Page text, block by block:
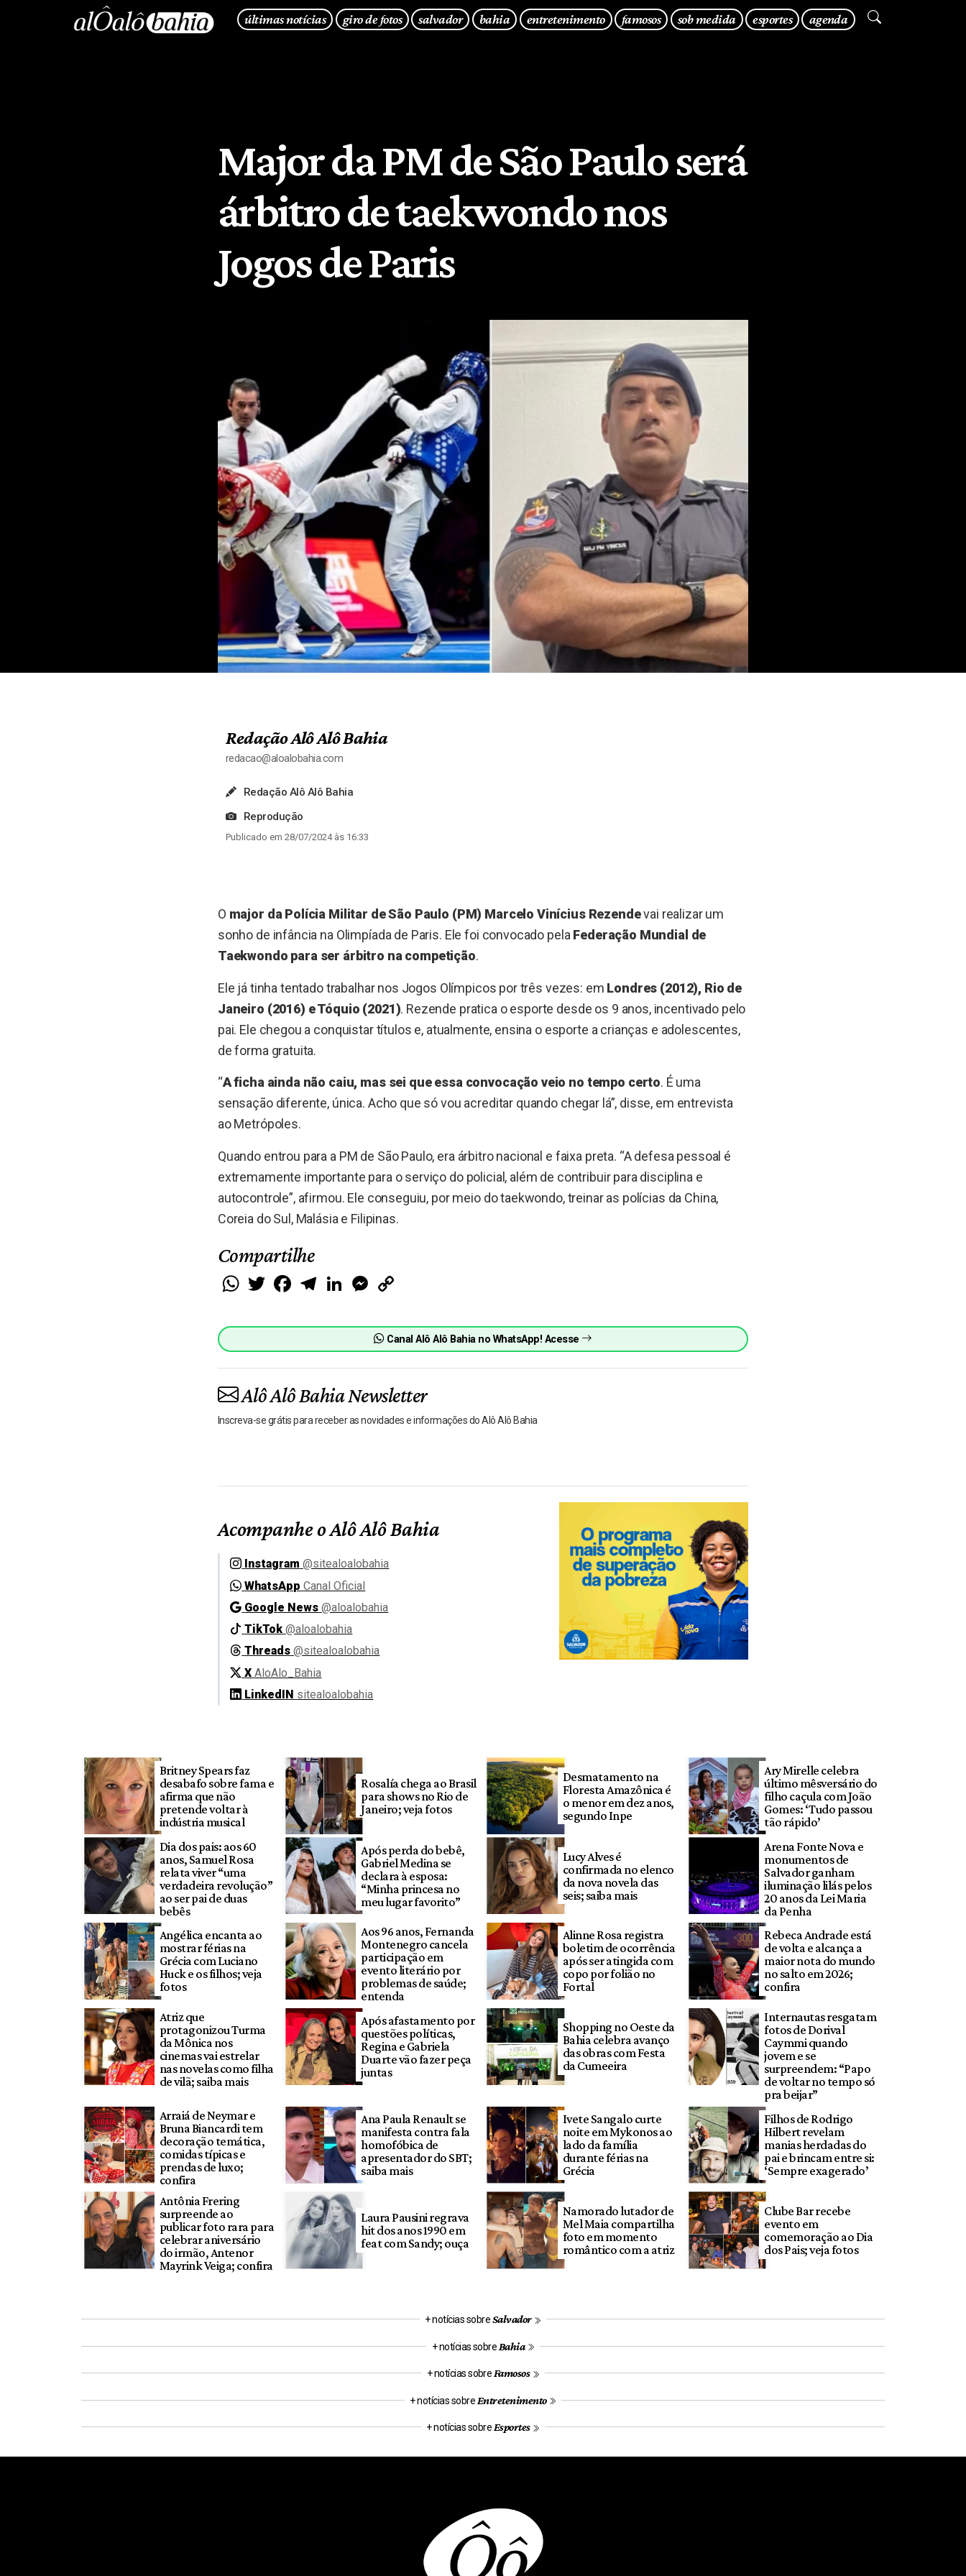
últimas notícias giro de fotos salvador bahia entretenimento famosos sob medida esportes agenda
Major da PM de São Paulo será
árbitro de taekwondo nos
Jogos de Paris
Redação Alô Alô Bahia
redacao@aloalobahia.com
Redação Alô Alô Bahia
Reprodução
Publicado em 28/07/2024 às 16:33
O major da Polícia Militar de São Paulo (PM) Marcelo Vinícius Rezendevai realizar um
sonho de infância na Olimpíada de Paris. Ele foi convocado pelaFederação Mundial de
Taekwondo para ser árbitro na competição.
Ele já tinha tentado trabalhar nos Jogos Olímpicos por três vezes: em Londres (2012), Rio de
Janeiro (2016) e Tóquio (2021). Rezende pratica o esporte desde os 9 anos, incentivado pelo
pai. Ele chegou a conquistar títulos e, atualmente, ensina o esporte a crianças e adolescentes,
de forma gratuita.
“A ficha ainda não caiu, mas sei que essa convocação veio no tempo certo. É uma
sensação diferente, única. Acho que só vou acreditar quando chegar lá”, disse, em entrevista
ao Metrópoles.
Quando entrou para a PM de São Paulo, era árbitro nacional e faixa preta. “A defesa pessoal é
extremamente importante para o serviço do policial, além de contribuir para disciplina e
autocontrole”, afirmou. Ele conseguiu, por meio do taekwondo, treinar as polícias da China,
Coreia do Sul, Malásia e Filipinas.
Compartilhe
WhatsApp
Twitter FacebookTelegramLinkedIn Messenger
Canal Alô Alô Bahia no WhatsApp! Acesse
Alô Alô Bahia Newsletter
Inscreva-se grátis para receber as novidades e informações do Alô Alô Bahia
Acompanhe o Alô Alô Bahia
Instagram @sitealoalobahia
WhatsApp Canal Oficial
Google News @aloalobahia
TikTok @aloalobahia
Threads @sitealoalobahia
X AloAlo_Bahia
LinkedIN sitealoalobahia
Britney Spears faz
desabafo sobre fama e
afirma que não
pretende voltar à
indústria musical
Rosalía chega ao Brasil
para shows no Rio de
Janeiro; veja fotos
Desmatamento na
Floresta Amazônica é
o menor em dez anos,
segundo Inpe
Ary Mirelle celebra
último mêsversário do
filho caçula com João
Gomes: ‘Tudo passou
tão rápido’
Dia dos pais: aos 60
anos, Samuel Rosa
relata viver “uma
verdadeira revolução”
ao ser pai de duas
bebês
Após perda do bebê,
Gabriel Medina se
declara à esposa:
“Minha princesa no
meu lugar favorito”
Lucy Alves é
confirmada no elenco
da nova novela das
seis; saiba mais
Arena Fonte Nova e
monumentos de
Salvador ganham
iluminação lilás pelos
20 anos da Lei Maria
da Penha
Angélica encanta ao
mostrar férias na
Grécia com Luciano
Huck e os filhos; veja
fotos
Aos 96 anos, Fernanda
Montenegro cancela
participação em
evento literário por
problemas de saúde;
entenda
Alinne Rosa registra
boletim de ocorrência
após ser atingida com
copo por folião no
Fortal
Rebeca Andrade está
de volta e alcança a
maior nota do mundo
no salto em 2026;
confira
Atriz que
protagonizou Turma
da Mônica nos
cinemas vai estrelar
nas novelas como filha
de vilã; saiba mais
Após afastamento por
questões políticas,
Regina e Gabriela
Duarte vão fazer peça
juntas
Shopping no Oeste da
Bahia celebra avanço
das obras com Festa
da Cumeeira
Internautas resgatam
fotos de Dorival
Caymmi quando
jovem e se
surpreendem: “Papo
de voltar no tempo só
pra beijar”
Arraiá de Neymar e
Bruna Biancardi tem
decoração temática,
comidas típicas e
prendas de luxo;
confira
Ana Paula Renault se
manifesta contra fala
homofóbica de
apresentador do SBT;
saiba mais
Ivete Sangalo curte
noite em Mykonos ao
lado da família
durante férias na
Grécia
Filhos de Rodrigo
Hilbert revelam
manias herdadas do
pai e brincam entre si:
‘Sempre exagerado’
Antônia Frering
surpreende ao
publicar foto rara para
celebrar aniversário
do irmão, Antenor
Mayrink Veiga; confira
Laura Pausini regrava
hit dos anos 1990 em
feat com Sandy; ouça
Namorado lutador de
Mel Maia compartilha
foto em momento
romântico com a atriz
Clube Bar recebe
evento em
comemoração ao Dia
dos Pais; veja fotos
+ notícias sobreSalvador
+ notícias sobre Bahia
+ notícias sobreFamosos
+ notícias sobre Entretenimento
+ notícias sobreEsportes